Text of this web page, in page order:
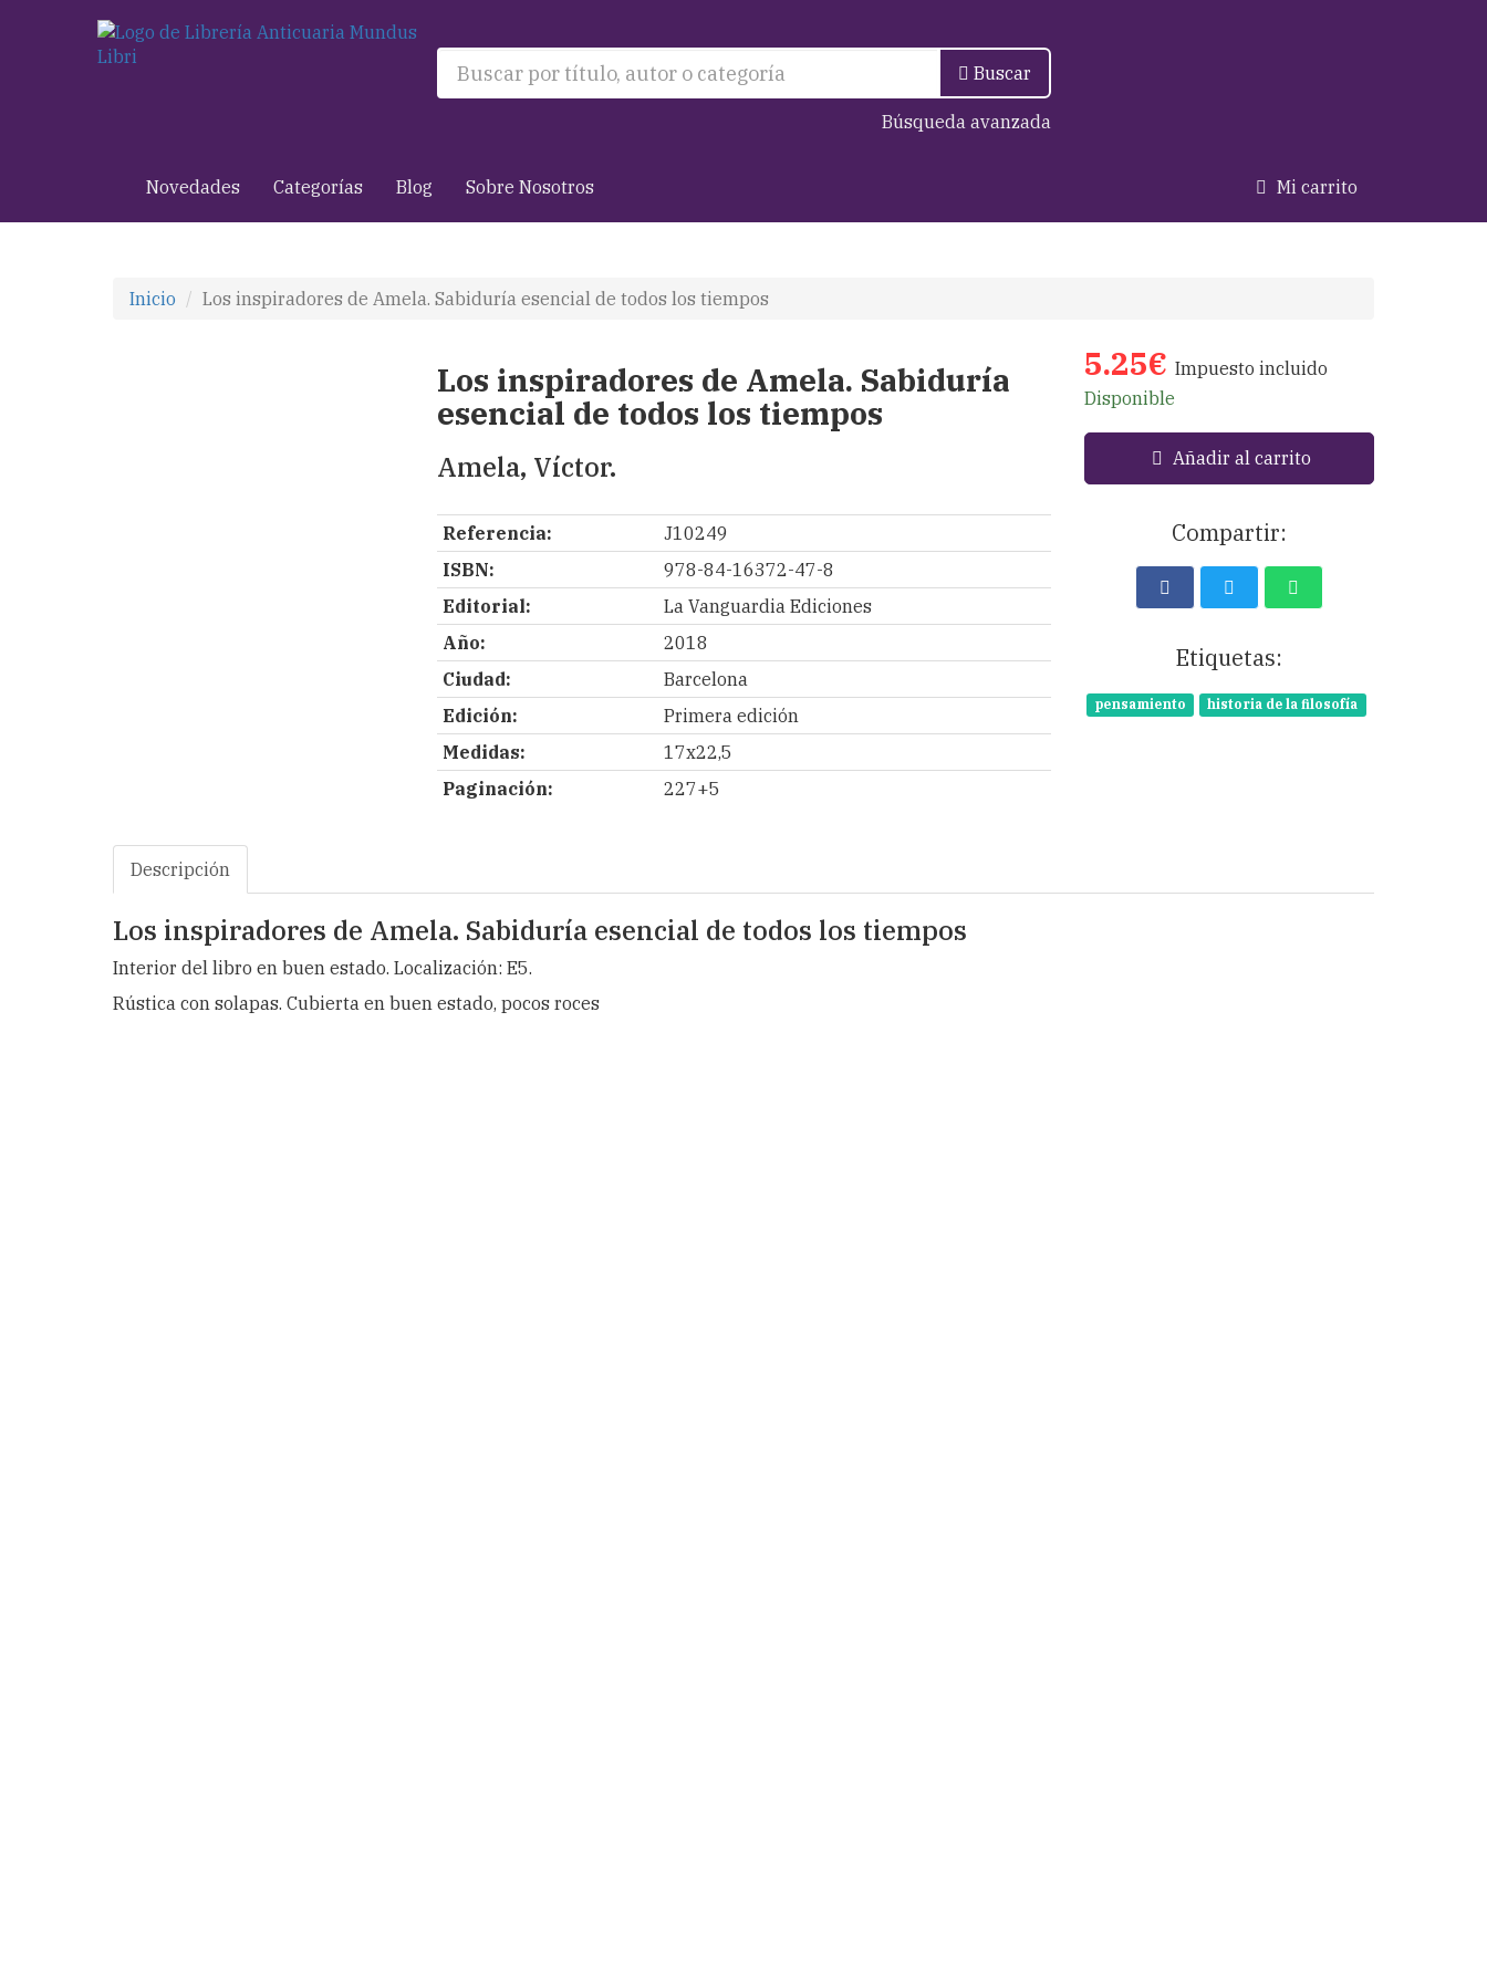
Buscar
Búsqueda avanzada
Novedades Categorías Blog Sobre Nosotros Mi carrito
Inicio Los inspiradores de Amela. Sabiduría esencial de todos los tiempos
Los inspiradores de Amela. Sabiduría
esencial de todos los tiempos
Amela, Víctor.
Referencia:
J10249
ISBN:
978-84-16372-47-8
Editorial:
La Vanguardia Ediciones
Año:
2018
Ciudad:
Barcelona
Edición:
Primera edición
Medidas:
17x22,5
Paginación:
227+5
5.25€ Impuesto incluido
Disponible
Añadir al carrito
Compartir:
Etiquetas:
pensamiento historia de la filosofía
Descripción
Los inspiradores de Amela. Sabiduría esencial de todos los tiempos
Interior del libro en buen estado. Localización: E5.
Rústica con solapas. Cubierta en buen estado, pocos roces